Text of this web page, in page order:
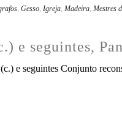
, Gesso, Igreja, Madeira, Mestres
e seguintes,
e seguintes Conjunto